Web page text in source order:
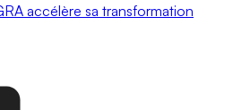
accélère sa transformation